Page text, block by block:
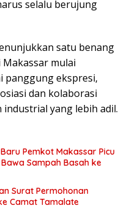
selalu berujung
satu benang
mulai
panggung ekspresi,
dan kolaborasi
yang lebih adil.
Baru Pemkot Makassar Picu
Sampah Basah ke
Surat Permohonan
Camat Tamalate